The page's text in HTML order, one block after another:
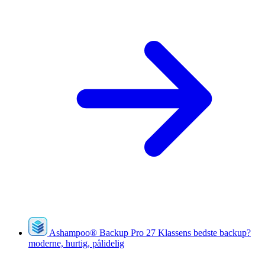
Ashampoo® Backup Pro 27 Klassens bedste backup?
moderne, hurtig, pålidelig